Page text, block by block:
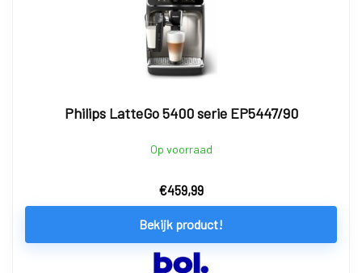
Philips LatteGo 5400 serie EP5447/90
Op voorraad
€459,99
Bekijk product!